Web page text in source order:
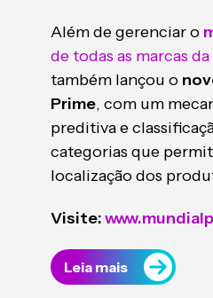
Além de gerenciar o
de todas as marcas
também lançou o
Prime, com um
preditiva e
categorias que
localização dos
Visite:
Leia mais